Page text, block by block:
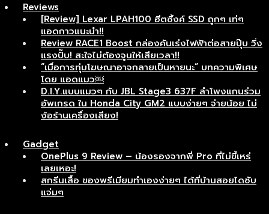
Reviews
[Review] Lexar LPAH100 ฮีตซิ้งค์ SSD ถูกๆ เท่ๆ
แอดกาวแนะนำ!!
Review RACE1 Boost กล่องคันเร่งไฟฟ้าต่อสายปุ๊บ วิ่ง
แรงปั๊บ! สะใจไม่ต้องจูนให้เสียเวลา!!
“เมื่อการทุ่มโฆษณาอาจกลายเป็นหายนะ” บทความพิเศษ
โดย แอดแมว￼
D.I.Y.แบบแมวๆ กับ JBL Stage3 637F ลำโพงแกนร่วม
อัพเกรด ใน Honda City GM2 แบบง่ายๆ จ่ายน้อย ไม่
ง้อร้านเครื่องเสียง!
Gadget
OnePlus 9 Review – น้องรองจากพี่ Pro ที่ไม่ขี้เหร่
เลยเหอะ!
สกรีนเสื้อ ของพรีเมียมทำเองง่ายๆ ได้ที่บ้านสอยไดซับ
แจ่มๆ